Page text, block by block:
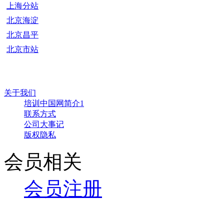
上海分站
北京海淀
北京昌平
北京市站
关于我们
培训中国网简介1
联系方式
公司大事记
版权隐私
会员相关
会员注册